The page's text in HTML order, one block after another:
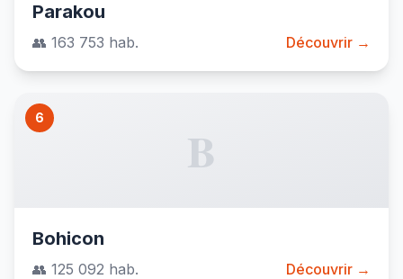
Parakou
👥 163 753 hab. Découvrir →
6
B
Bohicon
👥 125 092 hab. Découvrir →